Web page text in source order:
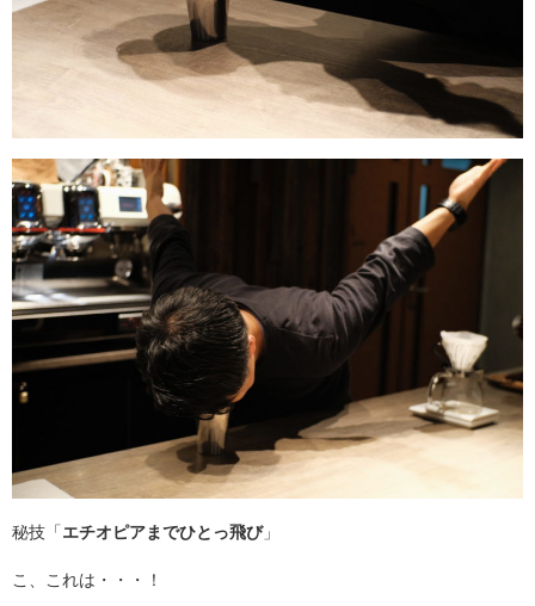
秘技「エチオピアまでひとっ飛び」
こ、これは・・・！